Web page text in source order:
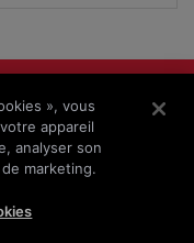
», vous
appareil
analyser son
marketing.